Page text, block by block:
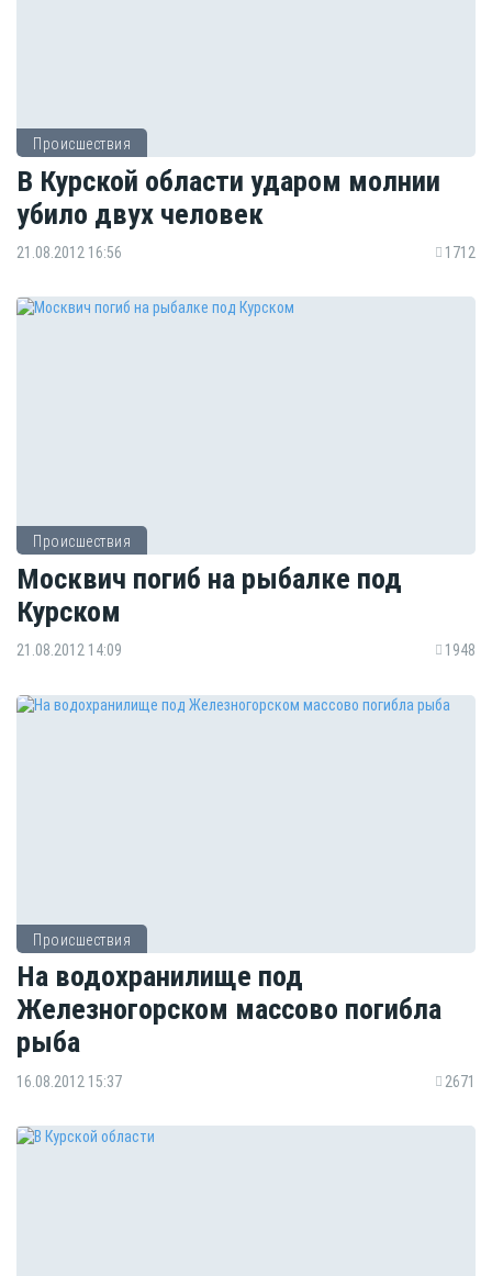
Происшествия
В Курской области ударом молнии
убило двух человек
21.08.2012 16:56 1712
Происшествия
Москвич погиб на рыбалке под
Курском
21.08.2012 14:09 1948
Происшествия
На водохранилище под
Железногорском массово погибла
рыба
16.08.2012 15:37 2671